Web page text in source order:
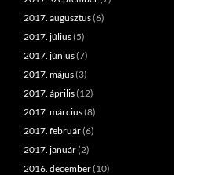
2017. augusztus(6)
2017. július(5)
2017. június(7)
2017. május(3)
2017. április(12)
2017. március(8)
2017. február(6)
2017. január(2)
2016. december(10)